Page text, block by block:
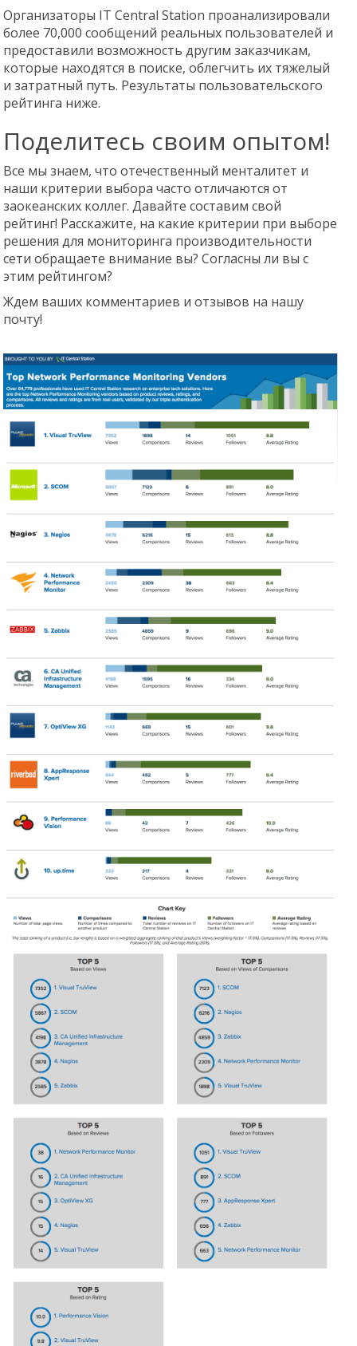
Организаторы IT Central Station проанализировали
более 70,000 сообщений реальных пользователей и
предоставили возможность другим заказчикам,
которые находятся в поиске, облегчить их тяжелый
и затратный путь. Результаты пользовательского
рейтинга ниже.
Поделитесь своим опытом!
Все мы знаем, что отечественный менталитет и
наши критерии выбора часто отличаются от
заокеанских коллег. Давайте составим свой
рейтинг! Расскажите, на какие критерии при выборе
решения для мониторинга производительности
сети обращаете внимание вы? Согласны ли вы с
этим рейтингом?
Ждем ваших комментариев и отзывов на нашу
почту!